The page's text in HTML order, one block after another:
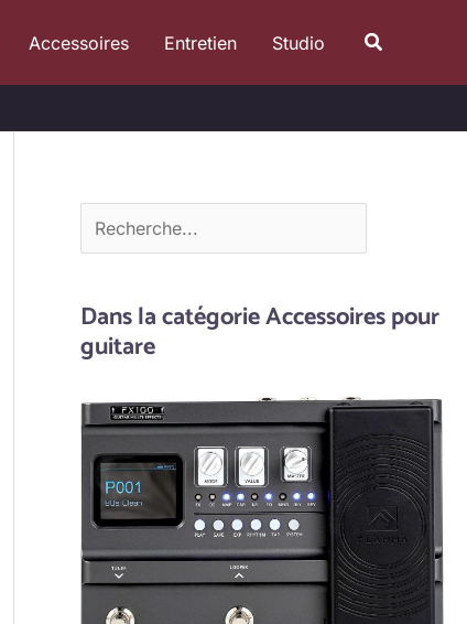
Accessoires Entretien Studio
e
c
Dans la catégorie Accessoires pour
guitare